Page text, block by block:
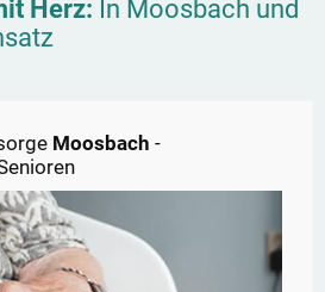
Herz: In Moosbach und
Moosbach -